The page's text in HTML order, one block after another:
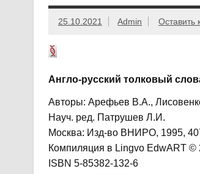
25.10.2021 Admin Оставить
Англо-русский толковый
Авторы: Арефьев В.А.,
Науч. ред. Патрушев Л.И.
Москва: Изд-во ВНИРО, 1995,
Компиляция в Lingvo EdwART ©
ISBN 5-85382-132-6